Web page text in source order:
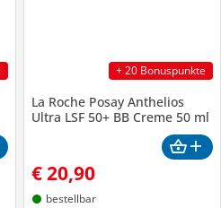
+ 20 Bonuspunkte
La Roche Posay Anthelios
Ultra LSF 50+ BB Creme 50 ml
€20,90
bestellbar